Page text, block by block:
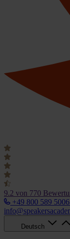
9.2 von 770
+49 800 589
Deutsch